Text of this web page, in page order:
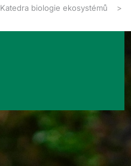
Katedra biologie ekosystémů